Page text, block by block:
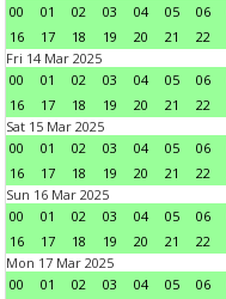
00
01 02 03 04 05 06
16
17 18 19 20 21 22
Fri 14 Mar 2025
00
01 02 03 04 05 06
16
17 18 19 20 21 22
Sat 15 Mar 2025
00
01 02 03 04 05 06
16
17 18 19 20 21 22
Sun 16 Mar 2025
00
01 02 03 04 05 06
16
17 18 19 20 21 22
Mon 17 Mar 2025
00
01 02 03 04 05 06